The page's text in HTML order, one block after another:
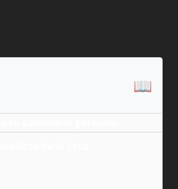
📖
tu calendario personal